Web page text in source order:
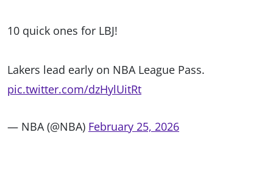
10 quick ones for LBJ!
Lakers lead early on NBA League Pass.
pic.twitter.com/dzHylUitRt
— NBA (@NBA) February 25, 2026